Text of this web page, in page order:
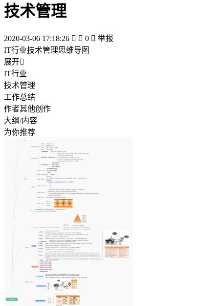
技术管理
2020-03-06 17:18:26   0  举报
IT行业技术管理思维导图
展开
IT行业
技术管理
工作总结
作者其他创作
大纲/内容
为你推荐